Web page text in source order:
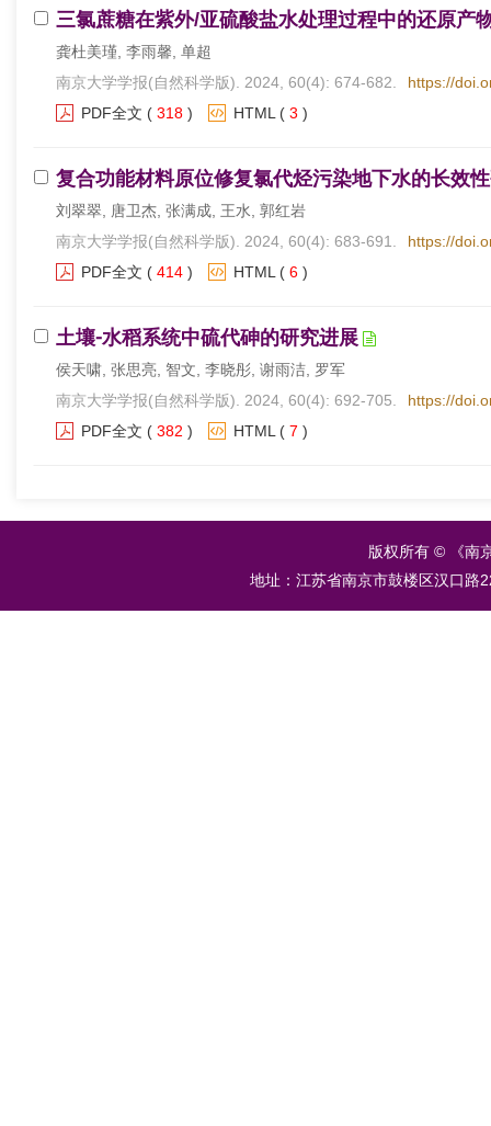
三氯蔗糖在紫外/亚硫酸盐水处理过程中的还原产
龚杜美瑾, 李雨馨, 单超
南京大学学报(自然科学版). 2024, 60(4): 674-682.
https://
PDF全文 ( 318 ) HTML ( 3 )
复合功能材料原位修复氯代烃污染地下水的长效
刘翠翠, 唐卫杰, 张满成, 王水, 郭红岩
南京大学学报(自然科学版). 2024, 60(4): 683-691.
https://
PDF全文 ( 414 ) HTML ( 6 )
土壤⁃水稻系统中硫代砷的研究进展
侯天啸, 张思亮, 智文, 李晓彤, 谢雨洁, 罗军
南京大学学报(自然科学版). 2024, 60(4): 692-705.
https://
PDF全文 ( 382 ) HTML ( 7 )
版权所有 © 《南
地址：江苏省南京市鼓楼区汉口